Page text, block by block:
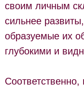
своим личным
сильнее
образуемые их
глубокими и